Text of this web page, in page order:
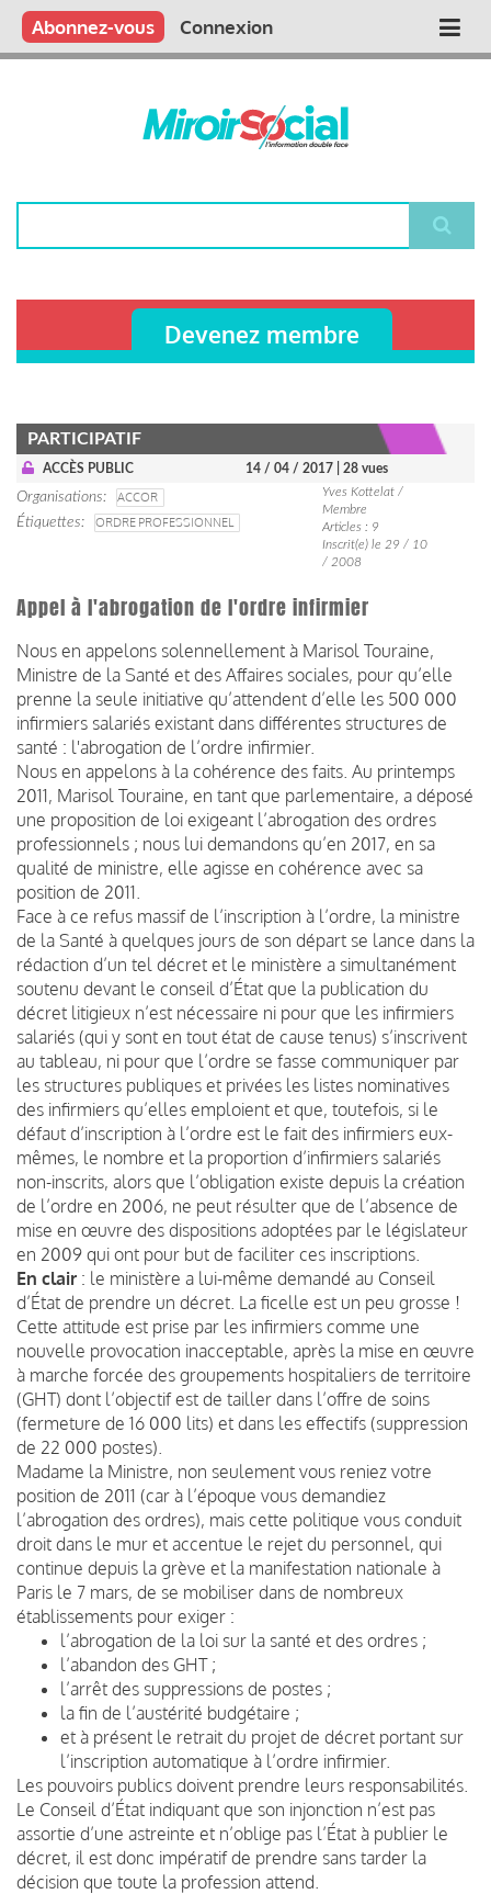
Aller
contenu
Main
Qui sommes nous ?
Vous publiez
Nous publions
Contactez-nous
Abonnez-vous Connexion
Devenez membre
PARTICIPATIF
ACCÈS PUBLIC 14 / 04 / 2017 | 28 vues
Organisations
ACCOR
Étiquettes
ORDRE PROFESSIONNEL
Yves Kottelat /
Membre
Articles : 9
Inscrit(e) le 29 / 10
/ 2008
Appel à l'abrogation de l'ordre infirmier
Nous en appelons solennellement à Marisol Touraine,
Ministre de la Santé et des Affaires sociales, pour qu’elle
prenne la seule initiative qu’attendent d’elle les 500 000
infirmiers salariés existant dans différentes structures de
santé : l'abrogation de l’ordre infirmier.
Nous en appelons à la cohérence des faits. Au printemps
2011, Marisol Touraine, en tant que parlementaire, a déposé
une proposition de loi exigeant l’abrogation des ordres
professionnels ; nous lui demandons qu’en 2017, en sa
qualité de ministre, elle agisse en cohérence avec sa
position de 2011.
Face à ce refus massif de l’inscription à l’ordre, la ministre
de la Santé à quelques jours de son départ se lance dans la
rédaction d’un tel décret et le ministère a simultanément
soutenu devant le conseil d’État que la publication du
décret litigieux n’est nécessaire ni pour que les infirmiers
salariés (qui y sont en tout état de cause tenus) s’inscrivent
au tableau, ni pour que l’ordre se fasse communiquer par
les structures publiques et privées les listes nominatives
des infirmiers qu’elles emploient et que, toutefois, si le
défaut d’inscription à l’ordre est le fait des infirmiers eux-
mêmes, le nombre et la proportion d’infirmiers salariés
non-inscrits, alors que l’obligation existe depuis la création
de l’ordre en 2006, ne peut résulter que de l’absence de
mise en œuvre des dispositions adoptées par le législateur
en 2009 qui ont pour but de faciliter ces inscriptions.
En clair : le ministère a lui-même demandé au Conseil
d’État de prendre un décret. La ficelle est un peu grosse !
Cette attitude est prise par les infirmiers comme une
nouvelle provocation inacceptable, après la mise en œuvre
à marche forcée des groupements hospitaliers de territoire
(GHT) dont l’objectif est de tailler dans l’offre de soins
(fermeture de 16 000 lits) et dans les effectifs (suppression
de 22 000 postes).
Madame la Ministre, non seulement vous reniez votre
position de 2011 (car à l’époque vous demandiez
l’abrogation des ordres), mais cette politique vous conduit
droit dans le mur et accentue le rejet du personnel, qui
continue depuis la grève et la manifestation nationale à
Paris le 7 mars, de se mobiliser dans de nombreux
établissements pour exiger :
l’abrogation de la loi sur la santé et des ordres ;
l’abandon des GHT ;
l’arrêt des suppressions de postes ;
la fin de l’austérité budgétaire ;
et à présent le retrait du projet de décret portant sur
l’inscription automatique à l’ordre infirmier.
Les pouvoirs publics doivent prendre leurs responsabilités.
Le Conseil d’État indiquant que son injonction n’est pas
assortie d’une astreinte et n’oblige pas l’État à publier le
décret, il est donc impératif de prendre sans tarder la
décision que toute la profession attend.